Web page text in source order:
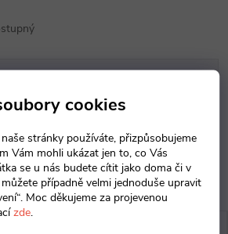
cookies
stránky používáte, přizpůsobujeme
Vám mohli ukázat jen to, co Vás
se u nás budete cítit jako doma či v
případně velmi jednoduše upravit
Moc děkujeme za projevenou
zde.